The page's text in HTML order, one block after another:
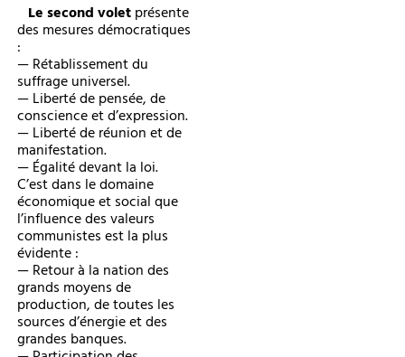
Le second voletprésente
des mesures démocratiques
:
— Rétablissement du
suffrage universel.
— Liberté de pensée, de
conscience et d’expression.
— Liberté de réunion et de
manifestation.
— Égalité devant la loi.
C’est dans le domaine
économique et social que
l’influence des valeurs
communistes est la plus
évidente :
— Retour à la nation des
grands moyens de
production, de toutes les
sources d’énergie et des
grandes banques.